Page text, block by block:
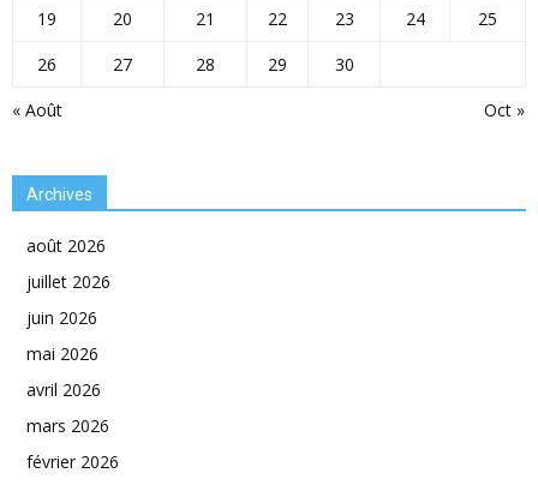
« Août Oct »
19
20 21 22 23 24
25
26
27 28 29 30
Archives
août 2026
juillet 2026
juin 2026
mai 2026
avril 2026
mars 2026
février 2026